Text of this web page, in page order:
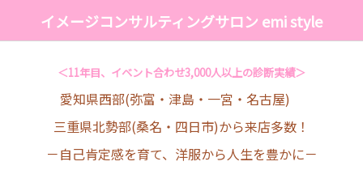
イメージコンサルティングサロン emi style
＜11年目、イベント合わせ3,000人以上の診断実績＞
愛知県西部(弥富・津島・一宮・名古屋)
三重県北勢部(桑名・四日市)から来店多数！
－自己肯定感を育て、洋服から人生を豊かに－